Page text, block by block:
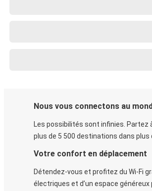
Nous vous connectons au
Les possibilités sont infinies. Partez
plus de 5 500 destinations dans plus
Votre confort en déplacement
Détendez-vous et profitez du Wi-Fi
électriques et d’un espace généreux